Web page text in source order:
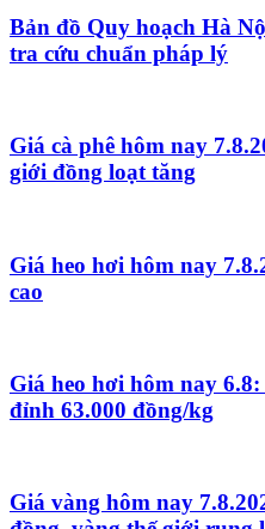
Bản đồ Quy hoạch Hà
tra cứu chuẩn pháp lý
Giá cà phê hôm nay
giới đồng loạt tăng
Giá heo hơi hôm nay
cao
Giá heo hơi hôm nay
đỉnh 63.000 đồng/kg
Giá vàng hôm nay